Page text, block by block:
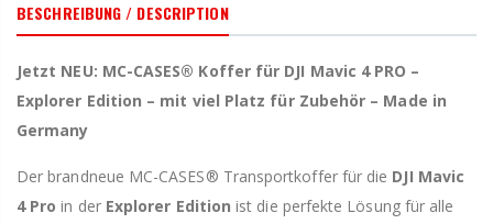
BESCHREIBUNG / DESCRIPTION
Jetzt NEU: MC-CASES® Koffer für DJI Mavic 4 PRO –
Explorer Edition – mit viel Platz für Zubehör – Made in
Germany
Der brandneue MC-CASES® Transportkoffer für die DJI Mavic
4 Pro in der Explorer Edition ist die perfekte Lösung für alle